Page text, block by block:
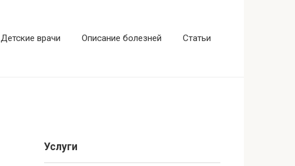
Детские врачи Описание болезней Статьи
Услуги